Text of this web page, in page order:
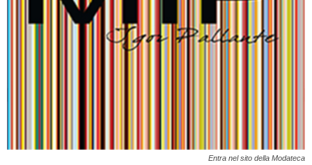
Entra nel sito della Modateca